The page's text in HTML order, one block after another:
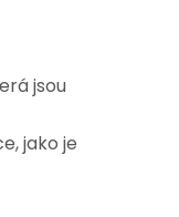
jsou
jako je